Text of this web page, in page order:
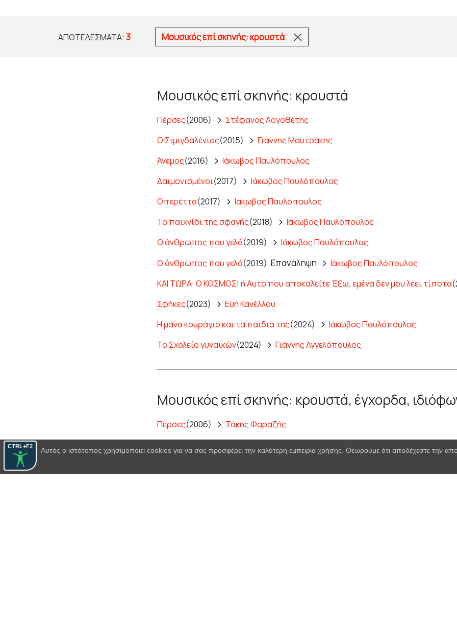
CTRL+F2
ΑΠΟΤΕΛΈΣΜΑΤΑ: 3 Μουσικός επί σκηνής: κρουστά
Μουσικός επί σκηνής: κρουστά
Πέρσες(2006)
Στέφανος Λογοθέτης
Ο Σιμιγδαλένιος(2015)
Γιάννης Μουτσάκης
Άνεμος(2016)
Ιάκωβος Παυλόπουλος
Δαιμονισμένοι(2017)
Ιάκωβος Παυλόπουλος
Οπερέττα(2017)
Ιάκωβος Παυλόπουλος
Το παιχνίδι της σφαγής(2018)
Ιάκωβος Παυλόπουλος
Ο άνθρωπος που γελά(2019)
Ιάκωβος Παυλόπουλος
Ο άνθρωπος που γελά(2019), Επανάληψη
Ιάκωβος Παυλόπουλος
ΚΑΙ ΤΩΡΑ: Ο ΚΟΣΜΟΣ! ή Αυτό που αποκαλείτε Έξω, εμένα δεν μου λέει τίποτα
Σφήκες(2023)
Εύη Κανέλλου
Η μάνα κουράγιο και τα παιδιά της(2024)
Ιάκωβος Παυλόπουλος
Το Σχολείο γυναικών(2024) Γιάννης Αγγελόπουλος
Μουσικός επί σκηνής: κρουστά, έγχορδα,
Πέρσες(2006) Τάκης Φαραζής
Μουσικός επί σκηνής: κρουστά, ιδιόφωνα
Αυτός ο ιστότοπος χρησιμοποιεί cookies για να σας προσφέρει την καλύτερη εμπειρία χρήσης. Θεωρούμε ότι αποδέχεστε την